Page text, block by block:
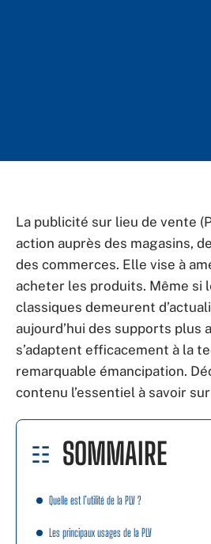
La publicité sur lieu de vente
action auprès des magasins,
des commerces. Elle vise à
acheter les produits. Même si
classiques demeurent
aujourd’hui des supports plus
s’adaptent efficacement à la
remarquable émancipation.
contenu l’essentiel à savoir sur
SOMMAIRE
Quelle est l’utilité de la PLV ?
Les principaux usages de la PLV